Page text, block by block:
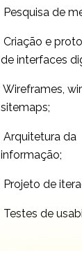
Pesquisa de
Criação e
de interfaces
Wireframes,
sitemaps;
Arquitetura da
informação;
Projeto de
Testes de